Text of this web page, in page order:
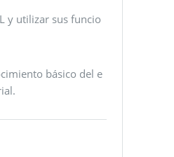
y utilizar sus funcio
básico del e